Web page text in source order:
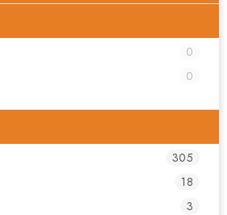
0
0
305
18
3